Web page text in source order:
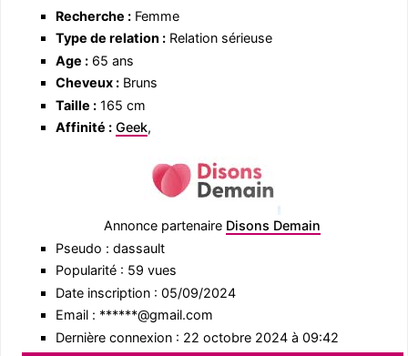
Recherche :Femme
Type de relation :Relation sérieuse
Age :65 ans
Cheveux :Bruns
Taille :165 cm
Affinité : Geek,
Annonce partenaire Disons Demain
Pseudo : dassault
Popularité : 59 vues
Date inscription : 05/09/2024
Email : ******@gmail.com
Dernière connexion : 22 octobre 2024 à 09:42